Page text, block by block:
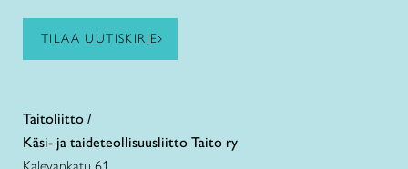
TILAA UUTISKIRJE
Taitoliitto /
Käsi- ja taideteollisuusliitto Taito ry